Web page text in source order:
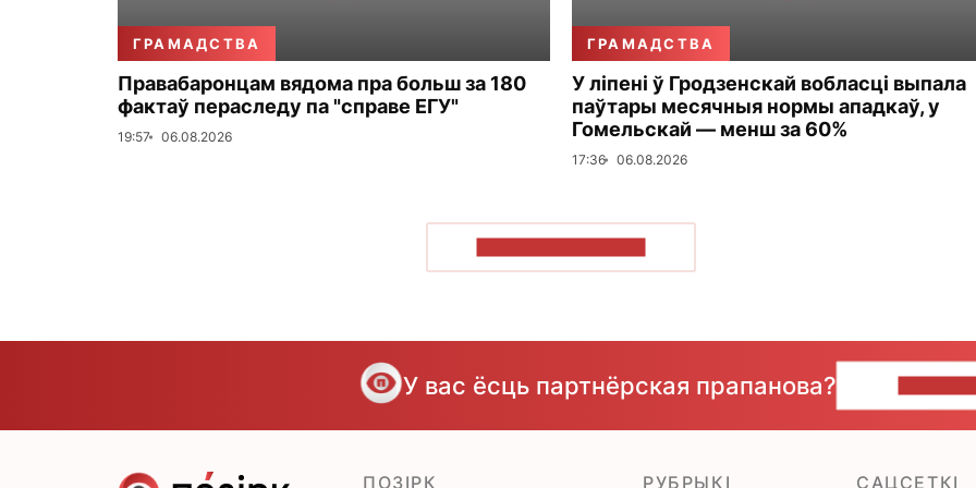
ГРАМАДСТВА
Правабаронцам вядома пра больш за 180
фактаў пераследу па "справе ЕГУ"
19:57 06.08.2026
ГРАМАДСТВА
У ліпені ў Гродзенскай вобласці выпала
паўтары месячныя нормы ападкаў, у
Гомельскай — менш за 60%
17:36 06.08.2026
У вас ёсць партнёрская прапанова?
ПОЗІРК РУБРЫКІ САЦСЕТКІ